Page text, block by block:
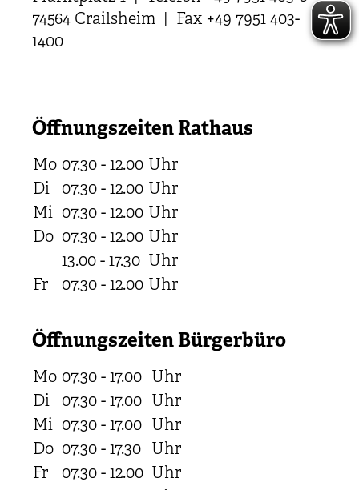
74564 Crailsheim | Fax +49 7951 403-
1400
Öffnungszeiten Rathaus
Mo 07.30 - 12.00 Uhr
Di
07.30 - 12.00 Uhr
Mi 07.30 - 12.00 Uhr
Do 07.30 - 12.00 Uhr
13.00 - 17.30 Uhr
Fr
07.30 - 12.00 Uhr
Öffnungszeiten Bürgerbüro
Mo 07.30 - 17.00 Uhr
Di
07.30 - 17.00 Uhr
Mi 07.30 - 17.00 Uhr
Do 07.30 - 17.30 Uhr
Fr
07.30 - 12.00 Uhr